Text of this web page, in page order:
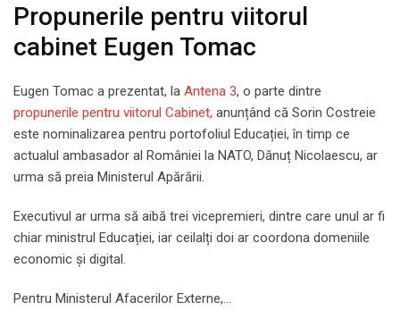
Propunerile pentru viitorul
cabinet Eugen Tomac
Eugen Tomac a prezentat, la Antena 3, o parte dintre
propunerile pentru viitorul Cabinet, anunțând că Sorin Costreie
este nominalizarea pentru portofoliul Educației, în timp ce
actualul ambasador al României la NATO, Dănuț Nicolaescu, ar
urma să preia Ministerul Apărării.
Executivul ar urma să aibă trei vicepremieri, dintre care unul ar fi
chiar ministrul Educației, iar ceilalți doi ar coordona domeniile
economic și digital.
Pentru Ministerul Afacerilor Externe,…